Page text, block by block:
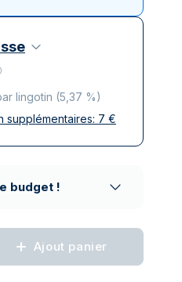
lingotin (5,37 %)
supplémentaires: 7 €
budget !
Ajout panier